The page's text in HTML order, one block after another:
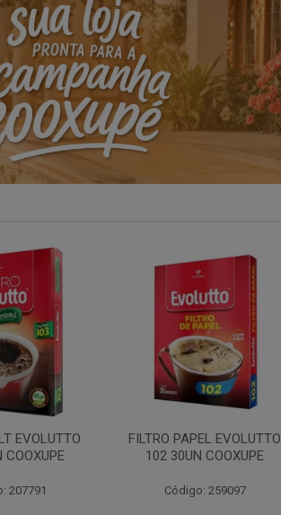
EVOLUTTO
COOXUPE
259097
FILTRO PAPEL EVOLUTTO
103 30UN COOXUPE
Código: 259098